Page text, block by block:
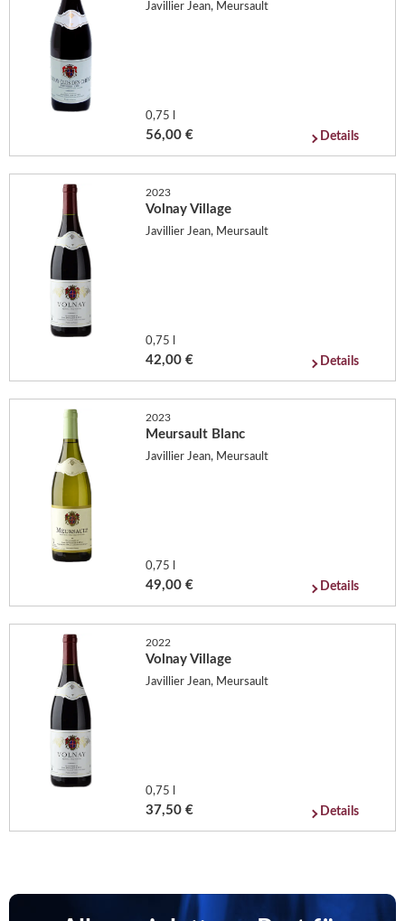
Javillier Jean, Meursault
0,75 l
56,00 € Details
2023
Volnay Village
Javillier Jean, Meursault
0,75 l
42,00 € Details
2023
Meursault Blanc
Javillier Jean, Meursault
0,75 l
49,00 € Details
2022
Volnay Village
Javillier Jean, Meursault
0,75 l
37,50 € Details